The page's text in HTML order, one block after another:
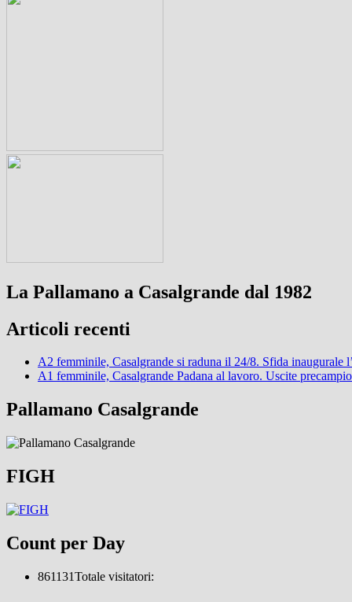
articolo
La Pallamano a Casalgrande dal 1982
Articoli recenti
A2 femminile, Casalgrande si raduna il 24/8. Sfida inaugurale
A1 femminile, Casalgrande Padana al lavoro. Uscite
Pallamano Casalgrande
FIGH
Count per Day
861131Totale visitatori: